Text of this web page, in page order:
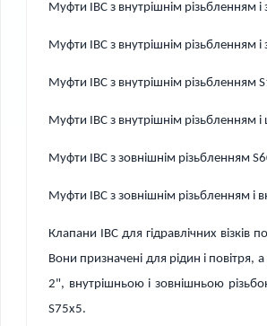
Муфти IBC з внутрішнім різьбленням
Муфти IBC з внутрішнім
Муфти IBC з внутрішнім різьбленням
Муфти IBC з внутрішнім
Муфти IBC з зовнішнім різьбленням
Муфти IBC з зовнішнім різьбленням і
Клапани IBC для гідравлічних
Вони призначені для рідин і
2", внутрішньою і зовнішньою
S75x5.